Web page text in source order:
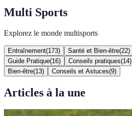
Multi Sports
Explorez le monde multisports
Entraînement(173) Santé et Bien-être(22)
Guide Pratique(16) Conseils pratiques(14)
Bien-être(13) Conseils et Astuces(9)
Articles à la une